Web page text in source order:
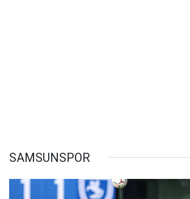
SAMSUNSPOR